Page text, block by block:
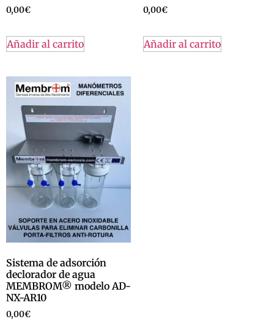
0,00€
Añadir al carrito
0,00€
Añadir al carrito
Sistema de adsorción
declorador de agua
MEMBROM® modelo AD-
NX-AR10
0,00€